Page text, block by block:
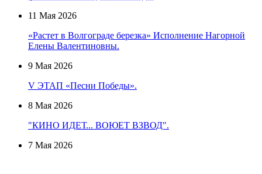
11 Мая 2026
«Растет в Волгограде березка» Исполнение Нагорной
Елены Валентиновны.
9 Мая 2026
V ЭТАП «Песни Победы».
8 Мая 2026
"КИНО ИДЕТ... ВОЮЕТ ВЗВОД".
7 Мая 2026